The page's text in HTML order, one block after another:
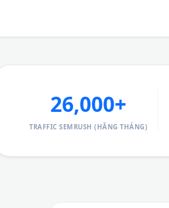
26,000+
TRAFFIC SEMRUSH (HẰNG THÁNG)